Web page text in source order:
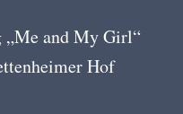
and My Girl“
Hof